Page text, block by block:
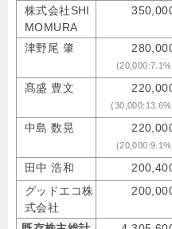
株式会社SHI
MOMURA
津野尾 肇
髙盛 豊文
中島 数晃
田中 浩和
グッドエコ株
式会社